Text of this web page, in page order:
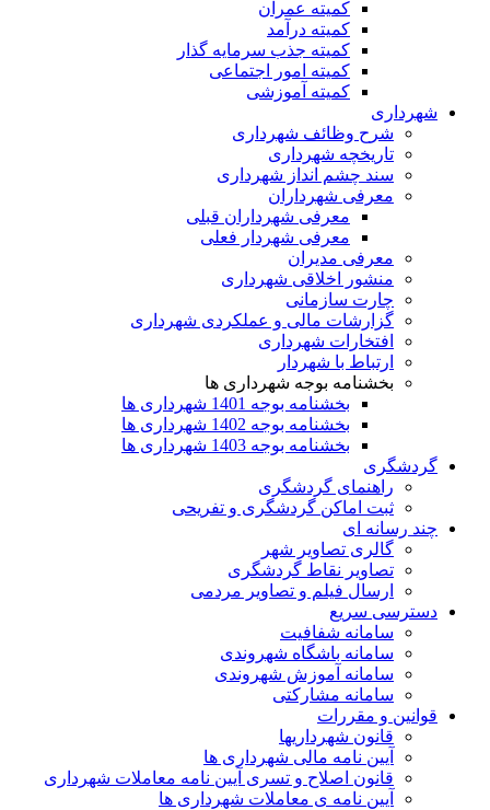
کمیته عمران
کمیته درآمد
کمیته جذب سرمایه گذار
کمیته امور اجتماعی
کمیته آموزشی
شهرداری
شرح وظائف شهرداری
تاریخچه شهرداری
سند چشم انداز شهرداری
معرفی شهرداران
معرفی شهرداران قبلی
معرفی شهردار فعلی
معرفی مدیران
منشور اخلاقی شهرداری
چارت سازمانی
گزارشات مالی و عملکردی شهرداری
افتخارات شهرداری
ارتباط با شهردار
بخشنامه بوجه شهرداری ها
بخشنامه بوجه 1401 شهرداری ها
بخشنامه بوجه 1402 شهرداری ها
بخشنامه بوجه 1403 شهرداری ها
گردشگری
راهنمای گردشگری
ثبت اماکن گردشگری و تفریحی
چند رسانه ای
گالری تصاویر شهر
تصاویر نقاط گردشگری
ارسال فیلم و تصاویر مردمی
دسترسی سریع
سامانه شفافیت
سامانه باشگاه شهروندی
سامانه آموزش شهروندی
سامانه مشارکتی
قوانین و مقررات
قانون شهرداریها
آیین نامه مالی شهرداری ها
قانون اصلاح و تسری آیین نامه معاملات شهرداری
آیین نامه ی معاملات شهرداری ها